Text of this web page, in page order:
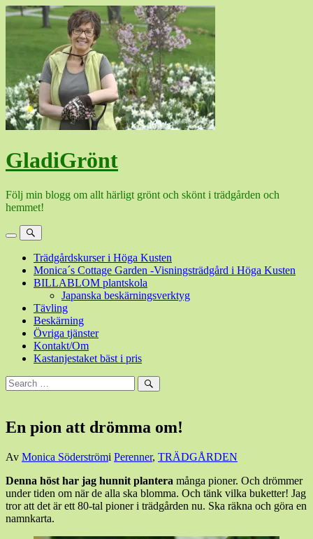
Hoppa
GladiGrönt
Följ min blogg om allt härligt grönt och skönt i trädgården och
hemmet!
MenySök
Trädgårdskurser i Höga Kusten
Monica´s Cottage Garden -Visningsträdgård i Höga Kusten
BILLABLOM plantskola
Japanska beskärningsverktyg
Tävling
Beskärning
Övriga tjänster
Kontakt/Om
Kastanjestaket bäst i pris
Sök
efter:
Sök
En pion att drömma om!
Den
november,
20208
november,
2020
Av Monica Söderströmi Perenner, TRÄDGÅRDEN
Denna höst har jag hunnit plantera många pioner. Och drömmer
under tiden om när de alla ska blomma. Och tänk vilka buketter! Jag
tror att det är ett 80-tal pioner i trädgården nu. Ska räkna och göra en
namnkarta.